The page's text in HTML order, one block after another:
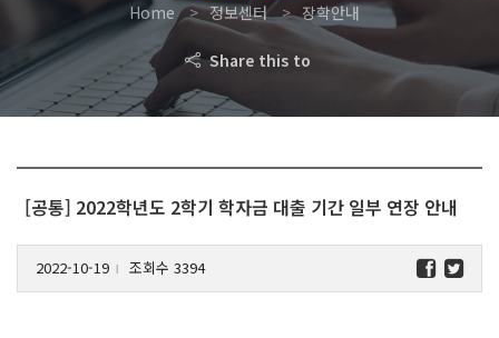
Home 정보센터 장학안내
Share this to
[공통] 2022학년도 2학기 학자금 대출 기간 일부 연장 안내
2022-10-19 l 조회수 3394